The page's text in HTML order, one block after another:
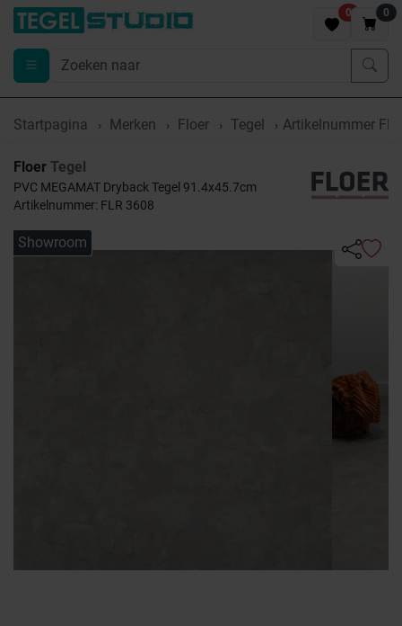
0 0
Startpagina Merken Floer Tegel Artikelnummer
Floer Tegel
PVC MEGAMAT Dryback Tegel 91.4x45.7cm
Artikelnummer: FLR 3608
Showroom